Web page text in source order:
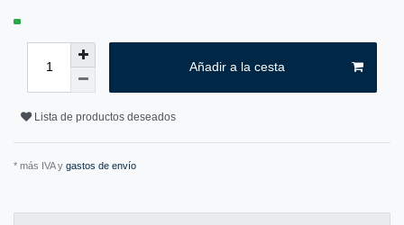
Añadir a la cesta
Lista de productos deseados
* más IVA y gastos de envío